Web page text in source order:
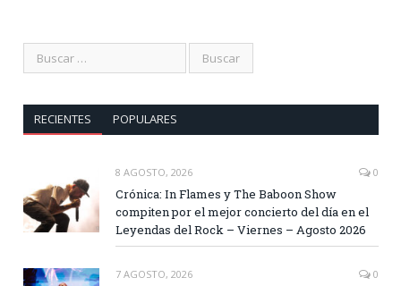
RECIENTES POPULARES
8 AGOSTO, 2026 0
Crónica: In Flames y The Baboon Show
compiten por el mejor concierto del día en el
Leyendas del Rock – Viernes – Agosto 2026
7 AGOSTO, 2026 0